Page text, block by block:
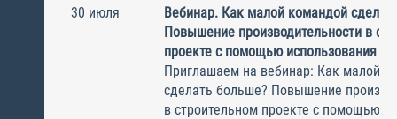
30 июля
Вебинар. Как малой командой
Повышение производительности в
проекте с помощью использования
Приглашаем на вебинар: Как малой
сделать больше? Повышение
в строительном проекте с помощью